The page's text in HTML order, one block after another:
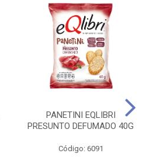
PANETINI EQLIBRI
PRESUNTO DEFUMADO 40G
Código: 6091